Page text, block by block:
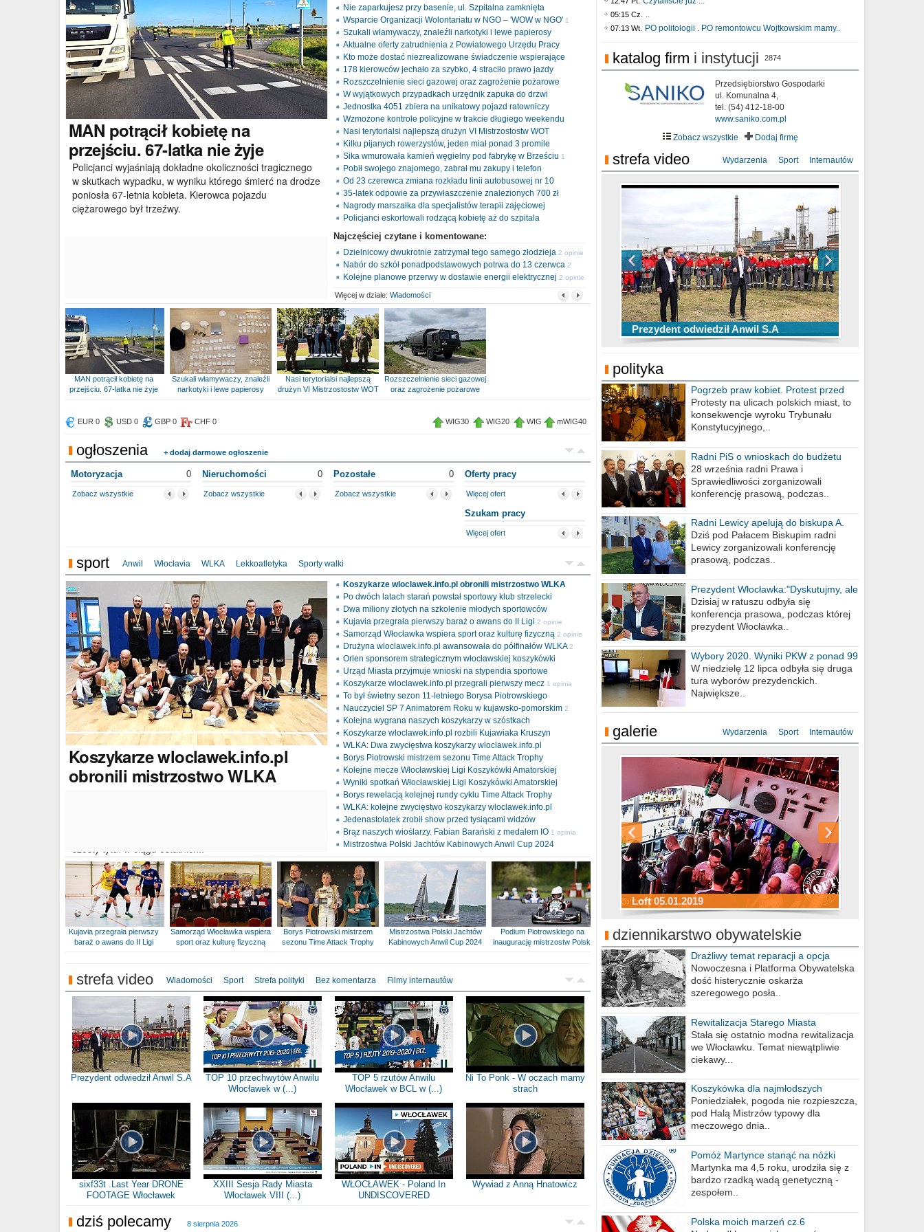
MAN potrącił kobietę na
przejściu. 67-latka nie żyje
Policjanci wyjaśniają dokładne okoliczności tragicznego
w skutkach wypadku, w wyniku którego śmierć na drodze
poniosła 67-letnia kobieta. Kierowca pojazdu
ciężarowego był trzeźwy.
Nie zaparkujesz przy basenie, ul. Szpitalna zamknięta
Wsparcie Organizacji Wolontariatu w NGO – 'WOW w NGO' 1
opinia
Szukali włamywaczy, znaleźli narkotyki i lewe papierosy
Aktualne oferty zatrudnienia z Powiatowego Urzędu Pracy
Kto może dostać niezrealizowane świadczenie wspierające
178 kierowców jechało za szybko, 4 straciło prawo jazdy
Rozszczelnienie sieci gazowej oraz zagrożenie pożarowe
W wyjątkowych przypadkach urzędnik zapuka do drzwi
Jednostka 4051 zbiera na unikatowy pojazd ratowniczy
Wzmożone kontrole policyjne w trakcie długiego weekendu
Nasi terytorialsi najlepszą drużyn VI Mistrzostostw WOT
Kilku pijanych rowerzystów, jeden miał ponad 3 promile
Sika wmurowała kamień węgielny pod fabrykę w Brześciu 1
opinia
Pobił swojego znajomego, zabrał mu zakupy i telefon
Od 23 czerewca zmiana rozkładu linii autobusowej nr 10
35-latek odpowie za przywłaszczenie znalezionych 700 zł
Nagrody marszałka dla specjalistów terapii zajęciowej
Policjanci eskortowali rodzącą kobietę aż do szpitala
Najczęściej czytane i komentowane:
Dzielnicowy dwukrotnie zatrzymał tego samego złodzieja 2 opinie
Nabór do szkół ponadpodstawowych potrwa do 13 czerwca 2
opinie
Kolejne planowe przerwy w dostawie energii elektrycznej 2 opinie
Więcej w dziale: Wiadomości
MAN potrącił kobietę na
przejściu. 67-latka nie żyje
Szukali włamywaczy, znaleźli
narkotyki i lewe papierosy
Nasi terytorialsi najlepszą
drużyn VI Mistrzostostw WOT
Rozszczelnienie sieci gazowej
oraz zagrożenie pożarowe
EUR 0 USD 0 GBP 0 CHF 0 WIG30 WIG20 WIG mWIG40
ogłoszenia + dodaj darmowe ogłoszenie
Motoryzacja 0
Zobacz wszystkie
Nieruchomości 0
Zobacz wszystkie
Pozostałe 0
Zobacz wszystkie
Oferty pracy
Więcej ofert
Szukam pracy
Więcej ofert
sport Anwil Włocłavia WLKA Lekkoatletyka Sporty walki
Koszykarzewloclawek.info.pl
obronili mistrzostwo WLKA
Koszykarze wloclawek.info.pl obronili mistrzostwo WLKA
Po dwóch latach starań powstał sportowy klub strzelecki
Dwa miliony złotych na szkolenie młodych sportowców
Kujavia przegrała pierwszy baraż o awans do II Ligi 2 opinie
Samorząd Włocławka wspiera sport oraz kulturę fizyczną 2 opinie
Drużyna wloclawek.info.pl awansowała do półfinałów WLKA 2
opinie
Orlen sponsorem strategicznym włocławskiej koszykówki
Urząd Miasta przyjmuje wnioski na stypendia sportowe
Koszykarze wloclawek.info.pl przegrali pierwszy mecz 1 opinia
To był świetny sezon 11-letniego Borysa Piotrowskiego
Nauczyciel SP 7 Animatorem Roku w kujawsko-pomorskim 2
opinie
Kolejna wygrana naszych koszykarzy w szóstkach
Koszykarze wloclawek.info.pl rozbili Kujawiaka Kruszyn
WLKA: Dwa zwycięstwa koszykarzy wloclawek.info.pl
Borys Piotrowski mistrzem sezonu Time Attack Trophy
Kolejne mecze Włocławskiej Ligi Koszykówki Amatorskiej
Wyniki spotkań Włocławskiej Ligi Koszykówki Amatorskiej
Borys rewelacją kolejnej rundy cyklu Time Attack Trophy
WLKA: kolejne zwycięstwo koszykarzy wloclawek.info.pl
Jedenastolatek zrobił show przed tysiącami widzów
Brąz naszych wioślarzy. Fabian Barański z medalem IO 1 opinia
Mistrzostwa Polski Jachtów Kabinowych Anwil Cup 2024
Kujavia przegrała pierwszy
baraż o awans do II Ligi
Samorząd Włocławka wspiera
sport oraz kulturę fizyczną
Borys Piotrowski mistrzem
sezonu Time Attack Trophy
Mistrzostwa Polski Jachtów
Kabinowych Anwil Cup 2024
Podium Piotrowskiego na
inaugurację mistrzostw Polski
strefa video Wiadomości Sport Strefa polityki Bez komentarza Filmy internautów
Prezydent odwiedził Anwil S.A
TOP 10 przechwytów Anwilu
Włocławek w (...)
TOP 5 rzutów Anwilu
Włocławek w BCL w (...)
Ni To Ponk - W oczach mamy
strach
sixf33t .Last Year DRONE
FOOTAGE Włocławek
XXIII Sesja Rady Miasta
Włocławek VIII (...)
WŁOCŁAWEK - Poland In
UNDISCOVERED
Wywiad z Anną Hnatowicz
dziś polecamy 8 sierpnia 2026
05:15 Cz. ..
07:13 Wt. PO politologii . PO remontowcu Wojtkowskim mamy..
katalog firm i instytucji 2874
Przedsiębiorstwo Gospodarki
ul. Komunalna 4,
tel. (54) 412-18-00
www.saniko.com.pl
Zobacz wszystkie
Dodaj firmę
strefa video Wydarzenia Sport Internautów
Prezydent odwiedził Anwil S.A
TOP 10 przechwytów Anwilu Włocławek
w EBL w sezonie 2019/2020
TOP 5 rzutów Anwilu Włocławek w BCL
w sezonie 2019/2020
Ni To Ponk - W oczach mamy strach
sixf33t .Last Year DRONE FOOTAGE
Włocławek
XXIII Sesja Rady Miasta Włocławek VIII
kadencji w dniu 09.06.2020 r.
polityka
Pogrzeb praw kobiet. Protest przed
biurem poselskim PiS
Protesty na ulicach polskich miast, to
konsekwencje wyroku Trybunału
Konstytucyjnego,..
Radni PiS o wnioskach do budżetu
miasta na 2021 rok
28 września radni Prawa i
Sprawiedliwości zorganizowali
konferencję prasową, podczas..
Radni Lewicy apelują do biskupa A.
Wiesława Meringa
Dziś pod Pałacem Biskupim radni
Lewicy zorganizowali konferencję
prasową, podczas..
Prezydent Włocławka:"Dyskutujmy, ale
nie obrażajmy się”
Dzisiaj w ratuszu odbyła się
konferencja prasowa, podczas której
prezydent Włocławka..
Wybory 2020. Wyniki PKW z ponad 99
procent obwodów
W niedzielę 12 lipca odbyła się druga
tura wyborów prezydenckich.
Największe..
galerie Wydarzenia Sport Internautów
Loft 05.01.2019
Sylwester Podgrodzie 31.12.2018
Sylwester Pensjonat Michelin 31.12.2018
Sylwester Hotel Młyn 31.12.2018
Sylwester Miejski 31.12.2018
Sylwester Loft 31.12.2018
dziennikarstwo obywatelskie
Drażliwy temat reparacji a opcja
berlińska
Nowoczesna i Platforma Obywatelska
dość histerycznie oskarża
szeregowego posła..
Rewitalizacja Starego Miasta
Stała się ostatnio modna rewitalizacja
we Włocławku. Temat niewątpliwie
ciekawy...
Koszykówka dla najmłodszych
Poniedziałek, pogoda nie rozpieszcza,
pod Halą Mistrzów typowy dla
meczowego dnia..
Pomóż Martynce stanąć na nóżki
Martynka ma 4,5 roku, urodziła się z
bardzo rzadką wadą genetyczną -
zespołem..
Polska moich marzeń cz.6